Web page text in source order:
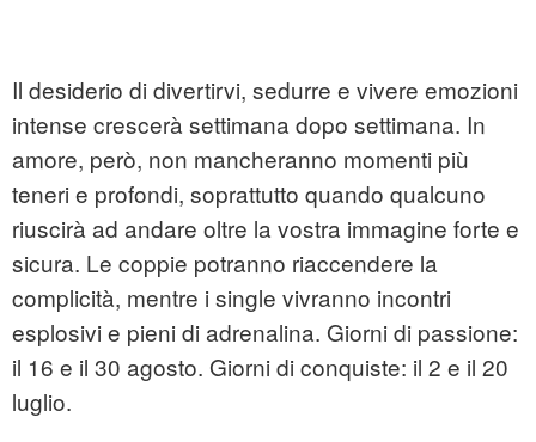
Il desiderio di divertirvi, sedurre e vivere emozioni
intense crescerà settimana dopo settimana. In
amore, però, non mancheranno momenti più
teneri e profondi, soprattutto quando qualcuno
riuscirà ad andare oltre la vostra immagine forte e
sicura. Le coppie potranno riaccendere la
complicità, mentre i single vivranno incontri
esplosivi e pieni di adrenalina. Giorni di passione:
il 16 e il 30 agosto. Giorni di conquiste: il 2 e il 20
luglio.